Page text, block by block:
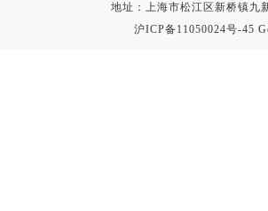
地址：上海市松江区新桥镇九
沪ICP备11050024号-45